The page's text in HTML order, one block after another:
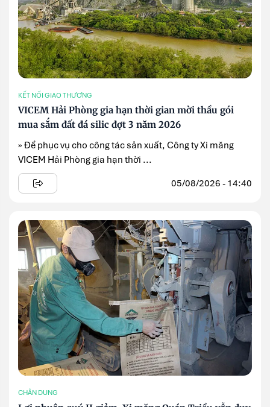
KẾT NỐI GIAO THƯƠNG
VICEM Hải Phòng gia hạn thời gian mời thầu gói
mua sắm đất đá silic đợt 3 năm 2026
» Để phục vụ cho công tác sản xuất, Công ty Xi măng
VICEM Hải Phòng gia hạn thời ...
05/08/2026 - 14:40
CHÂN DUNG